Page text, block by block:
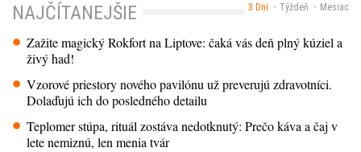
3 Dni Týždeň Mesiac
NAJČÍTANEJŠIE
Zažite magický Rokfort na Liptove: čaká vás deň plný kúziel a
živý had!
Vzorové priestory nového pavilónu už preverujú zdravotníci.
Dolaďujú ich do posledného detailu
Teplomer stúpa, rituál zostáva nedotknutý: Prečo káva a čaj v
lete nemiznú, len menia tvár